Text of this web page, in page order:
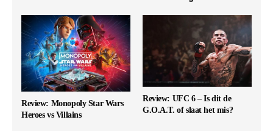
Review: Monopoly Star Wars
Heroes vs Villains
Review: UFC 6 – Is dit de
G.O.A.T. of slaat het mis?